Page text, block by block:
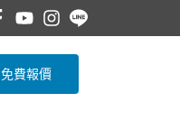
免費報價